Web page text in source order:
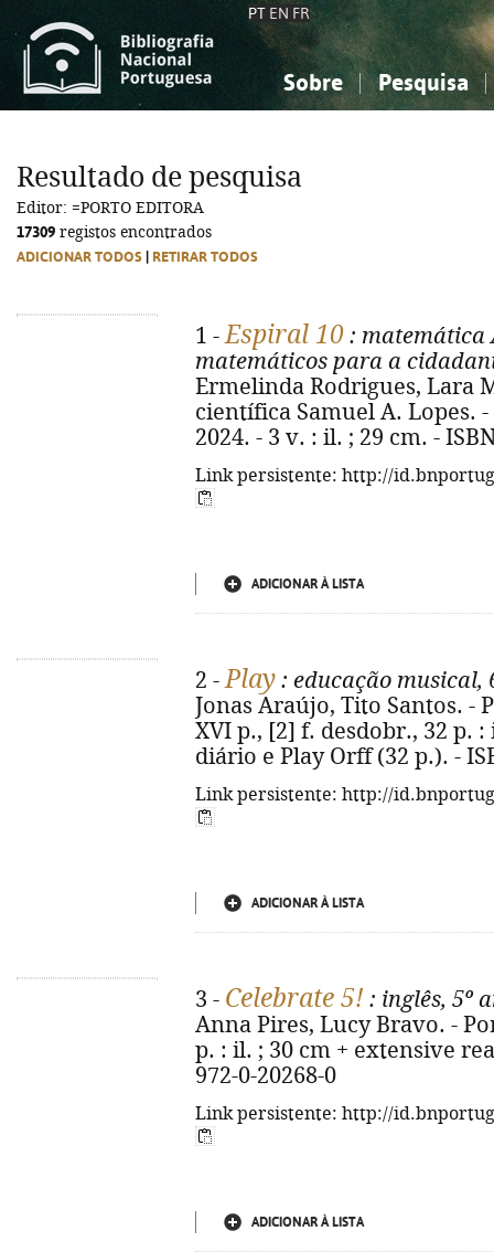
PT EN FR
Sobre Pesquisa
Ciências sociais...
Ciências sociais...
Resultado de pesquisa
Editor: =PORTO EDITORA
17309 registos encontrados
ADICIONAR TODOS RETIRAR TODOS
1 -Espiral 10 : matemática
matemáticos para a
Ermelinda Rodrigues, Lara
científica Samuel A. Lopes.
2024. - 3 v. : il. ; 29 cm. -
Link persistente: http://
ADICIONAR À LISTA
2 -Play : educação musical,
Jonas Araújo, Tito Santos. -
XVI p., [2] f. desdobr., 32 p.
diário e Play Orff (32 p.). -
Link persistente: http://
ADICIONAR À LISTA
3 - Celebrate 5! : inglês, 5º
Anna Pires, Lucy Bravo. -
p. : il. ; 30 cm + extensive
972-0-20268-0
Link persistente: http://
ADICIONAR À LISTA